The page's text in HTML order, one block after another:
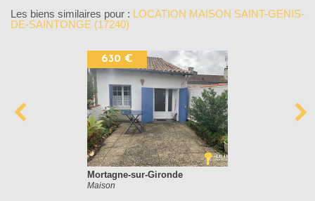
Les biens similaires pour : LOCATION MAISON SAINT-GENIS-
DE-SAINTONGE (17240)
630 €
Mortagne-sur-Gironde
Maison